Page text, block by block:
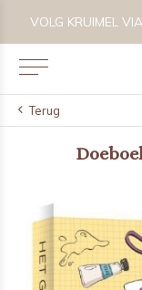
VOLG KRUIMEL
Terug